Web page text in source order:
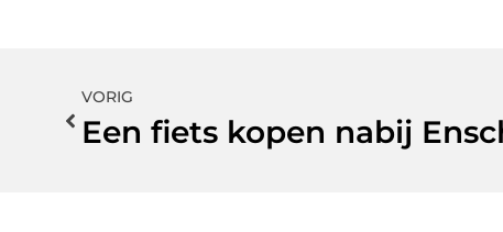
VORIG